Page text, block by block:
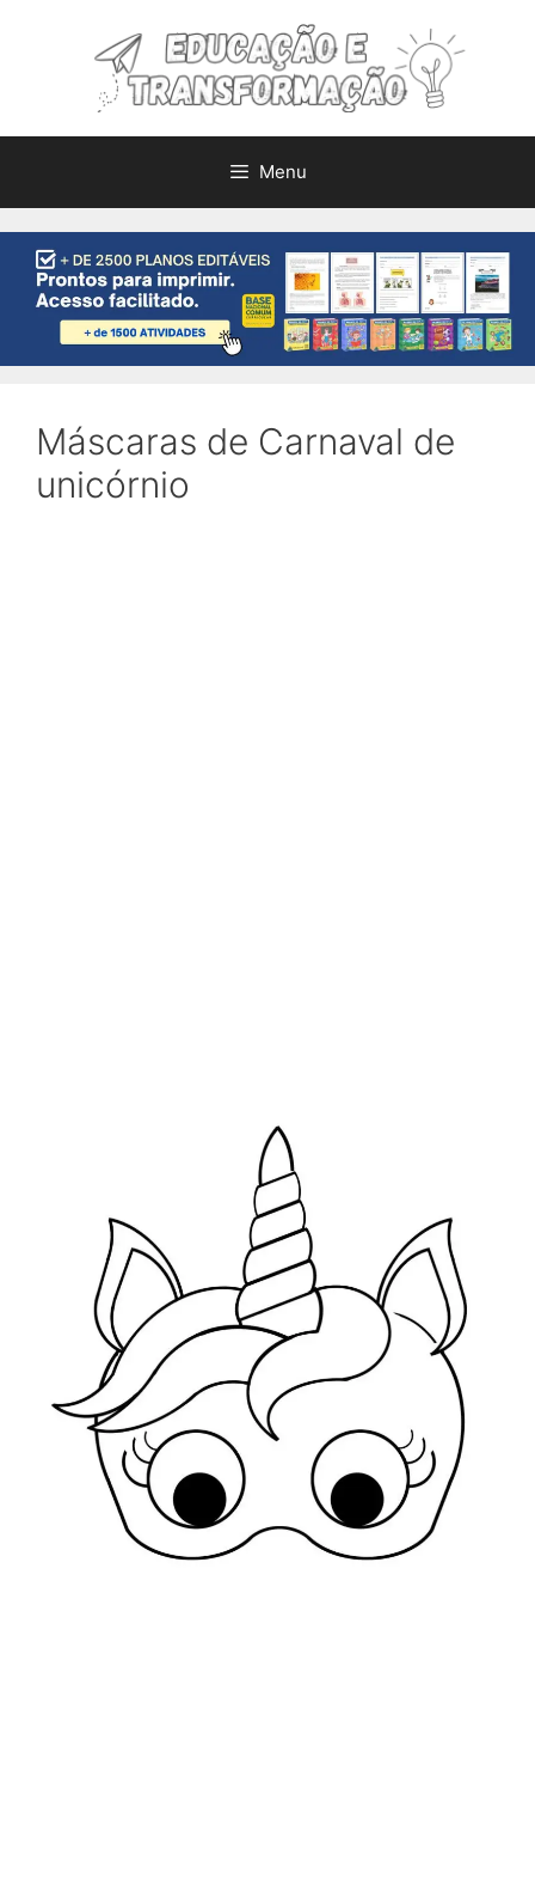
Menu
Máscaras de Carnaval de
unicórnio